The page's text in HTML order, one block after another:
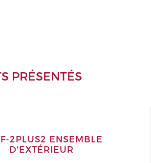
PRÉSENTÉS
2PLUS2 ENSEMBLE
D'EXTÉRIEUR